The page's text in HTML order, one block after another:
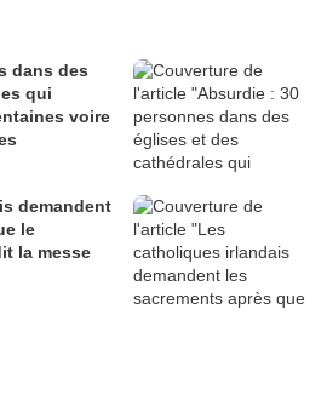
dans des
qui
voire
demandent
le
la messe